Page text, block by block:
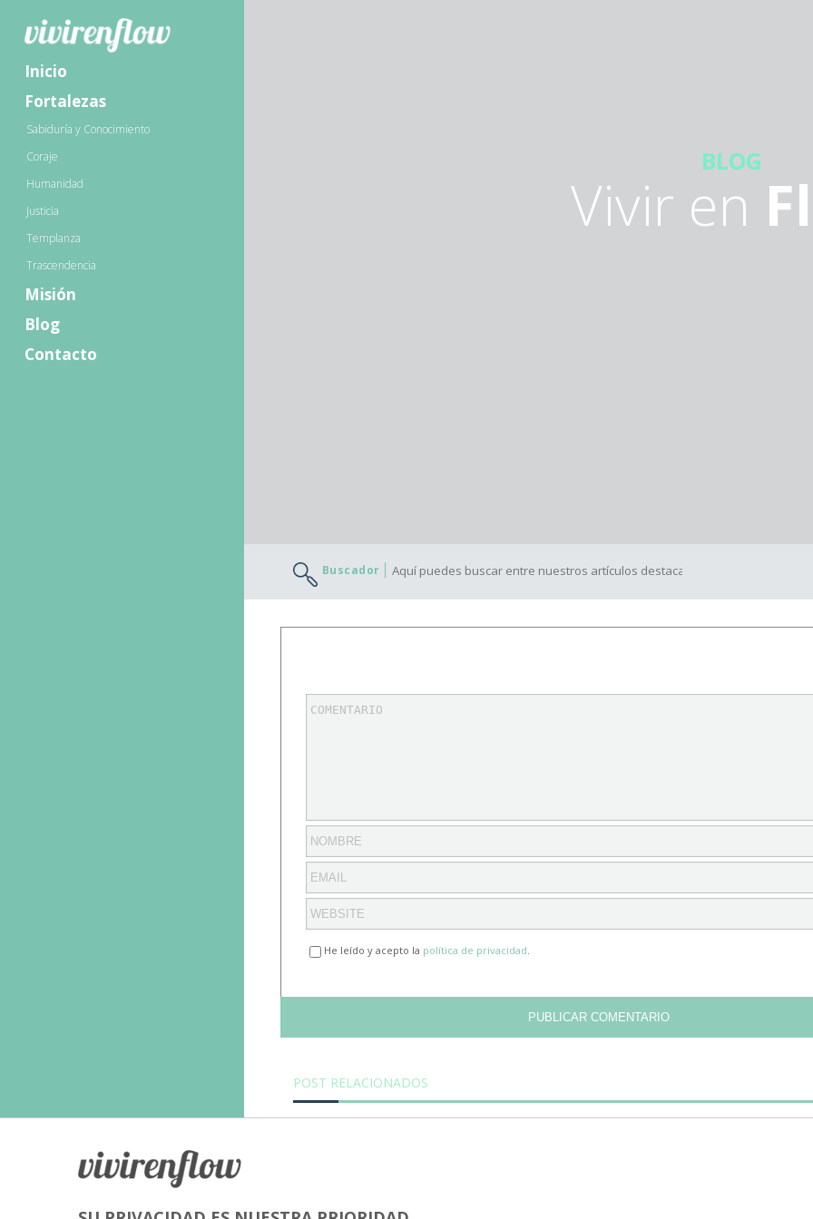
Inicio
Fortalezas
Sabiduría y Conocimiento
Coraje
Humanidad
Justicia
Templanza
Trascendencia
Misión
Blog
Contacto
BLOG
Vivir en
Buscador
He leído y acepto la política de privacidad.
POST RELACIONADOS